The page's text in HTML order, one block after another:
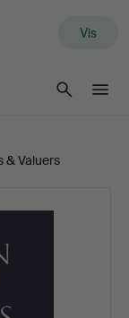
Vis
& Valuers